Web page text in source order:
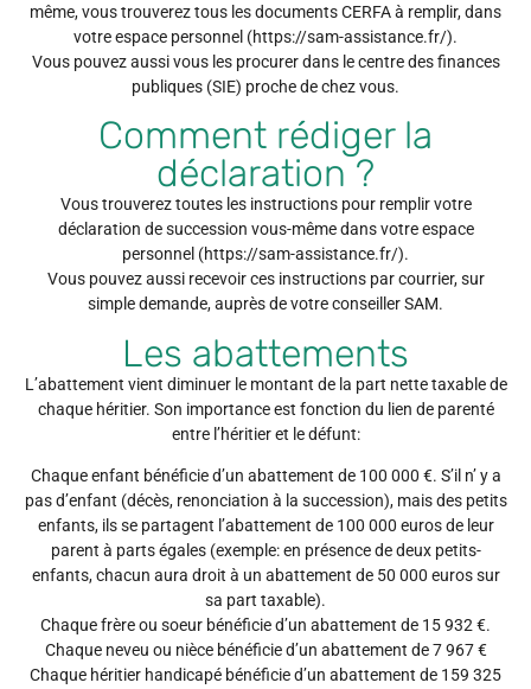
même, vous trouverez tous les documents CERFA à remplir, dans
votre espace personnel (https://sam-assistance.fr/).
Vous pouvez aussi vous les procurer dans le centre des finances
publiques (SIE) proche de chez vous.
Comment rédiger la
déclaration ?
Vous trouverez toutes les instructions pour remplir votre
déclaration de succession vous-même dans votre espace
personnel (https://sam-assistance.fr/).
Vous pouvez aussi recevoir ces instructions par courrier, sur
simple demande, auprès de votre conseiller SAM.
Les abattements
L’abattement vient diminuer le montant de la part nette taxable de
chaque héritier. Son importance est fonction du lien de parenté
entre l’héritier et le défunt:
Chaque enfant bénéficie d’un abattement de 100 000 €. S’il n’ y a
pas d’enfant (décès, renonciation à la succession), mais des petits
enfants, ils se partagent l’abattement de 100 000 euros de leur
parent à parts égales (exemple: en présence de deux petits-
enfants, chacun aura droit à un abattement de 50 000 euros sur
sa part taxable).
Chaque frère ou soeur bénéficie d’un abattement de 15 932 €.
Chaque neveu ou nièce bénéficie d’un abattement de 7 967 €
Chaque héritier handicapé bénéficie d’un abattement de 159 325